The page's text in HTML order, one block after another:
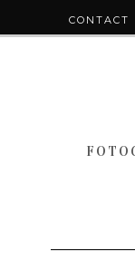
CONTACT